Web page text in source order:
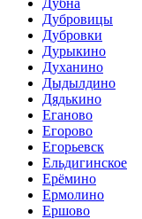
Дубровицы
Дубровки
Дурыкино
Духанино
Дыдылдино
Дядькино
Еганово
Егорово
Егорьевск
Ельдигинское
Ерёмино
Ермолино
Ершово